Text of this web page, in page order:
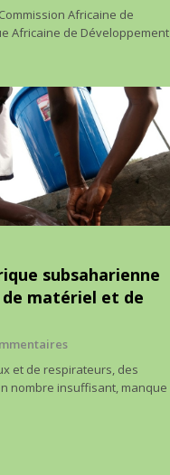
Africaine de
Africaine de Développement
subsaharienne
matériel et de
et de respirateurs, des
nombre insuffisant, manque